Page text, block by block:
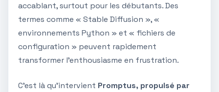
accablant, surtout pour les débutants. Des
termes comme « Stable Diffusion », «
environnements Python » et « fichiers de
configuration » peuvent rapidement
transformer l'enthousiasme en frustration.
C'est là qu'intervient Promptus, propulsé par